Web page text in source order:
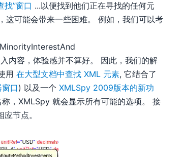
找”窗口 ...以便找到他们正在寻找的任何元
这可能会带来一些困难。 例如，我们可以考
内容，体验感并不算好。 因此，我们的解
用在大型文档中查找 XML 元素, 它结合了
口) 以及一个XMLSpy 2009版本的新功
，XMLSpy 就会显示所有可能的选项。 接
节点。